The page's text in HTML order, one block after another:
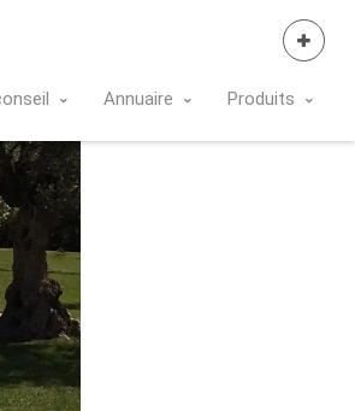
Annuaire Produits